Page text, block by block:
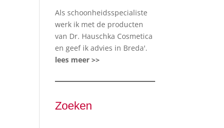
Als schoonheidsspecialiste
werk ik met de producten
van Dr. Hauschka Cosmetica
en geef ik advies in Breda'.
lees meer >>
Zoeken